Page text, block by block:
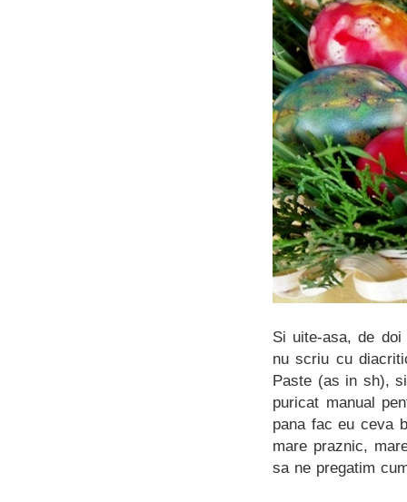
Si uite-asa, de
nu scriu cu
Paste (as in sh),
puricat manual
pana fac eu ceva
mare praznic,
sa ne pregatim